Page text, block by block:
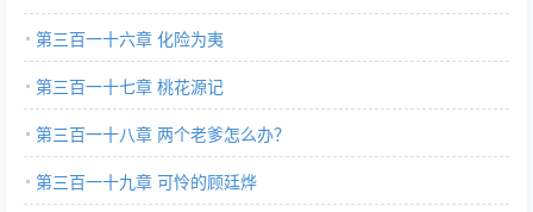
第三百一十六章 化险为夷
第三百一十七章 桃花源记
第三百一十八章 两个老爹怎么办？
第三百一十九章 可怜的顾廷烨